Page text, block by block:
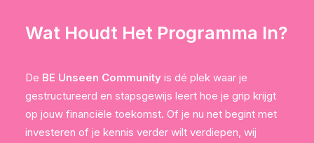
Wat Houdt Het Programma In?
De BE Unseen Community is dé plek waar je
gestructureerd en stapsgewijs leert hoe je grip krijgt
op jouw financiële toekomst. Of je nu net begint met
investeren of je kennis verder wilt verdiepen, wij